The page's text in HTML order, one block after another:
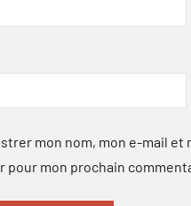
mon nom, mon e-mail et
pour mon prochain